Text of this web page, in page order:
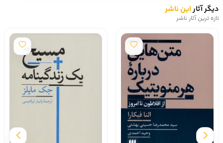
دیگر آثاراین ناشر
تازه ترین آثار ناشر